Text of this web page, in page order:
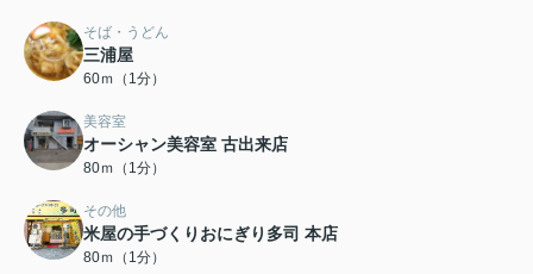
そば・うどん
三浦屋
60ｍ（1分）
美容室
オーシャン美容室 古出来店
80ｍ（1分）
その他
米屋の手づくりおにぎり多司 本店
80ｍ（1分）